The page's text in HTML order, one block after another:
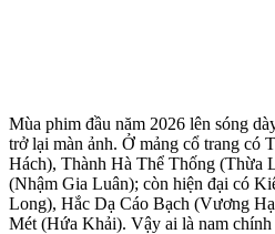
Mùa phim đầu năm 2026 lên sóng
trở lại màn ảnh. Ở mảng cổ trang có
Hách), Thành Hà Thể Thống (Thừa
(Nhậm Gia Luân); còn hiện đại có
Long), Hắc Dạ Cáo Bạch (Vương
Mét (Hứa Khải). Vậy ai là nam chính